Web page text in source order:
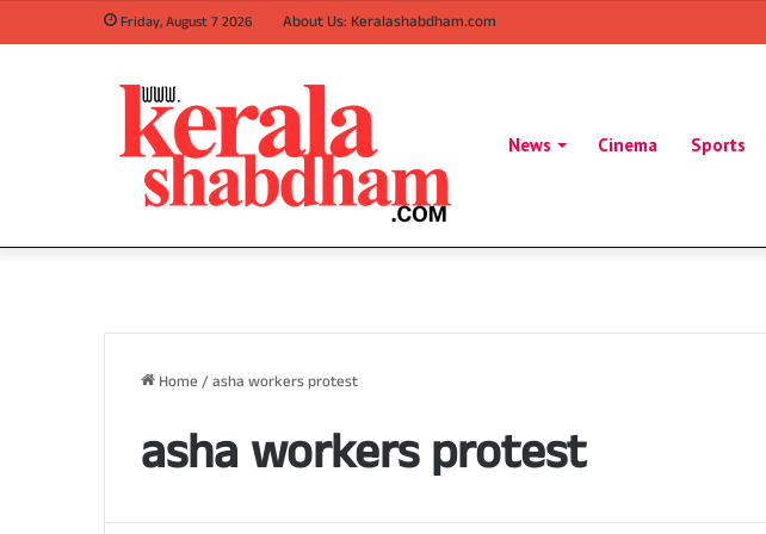
Friday, August 7 2026 About Us: Keralashabdham.com
News Cinema Sports
Home /asha workers protest
asha workers protest